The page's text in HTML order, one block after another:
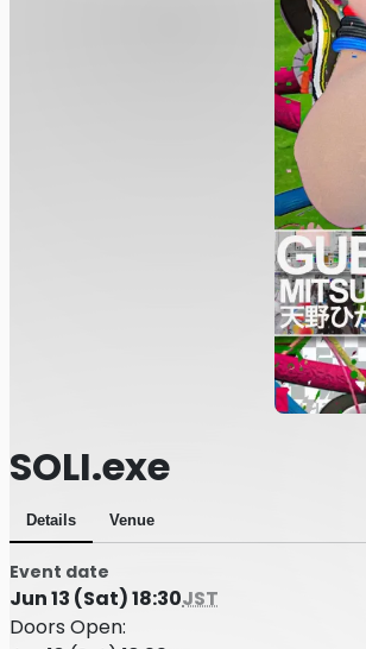
SOLI.exe
Details Venue
Event date
Jun 13 (Sat) 18:30JST
Doors Open: